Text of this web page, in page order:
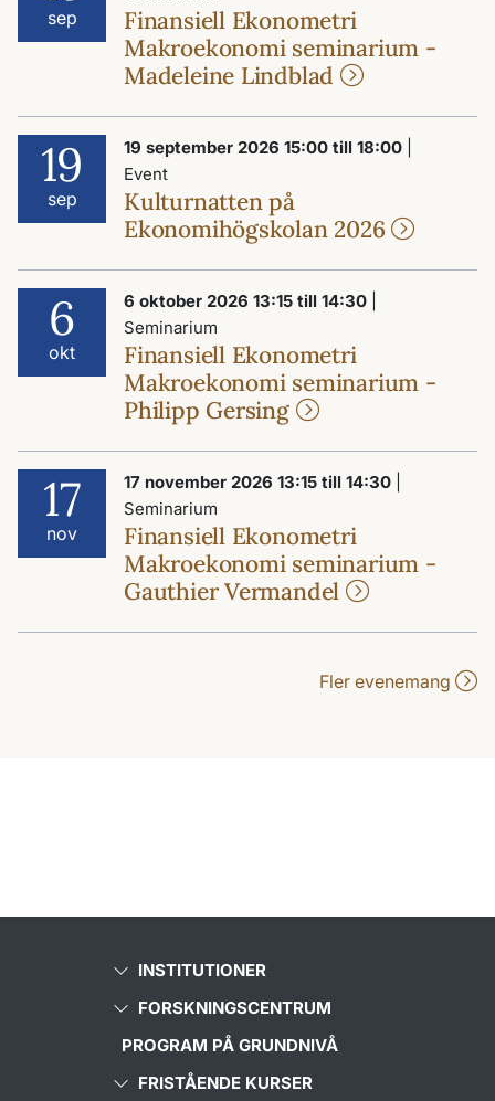
sep
Finansiell Ekonometri
Makroekonomi seminarium -
Madeleine Lindblad
19
sep
19 september 2026 15:00 till 18:00
Event
Kulturnatten på
Ekonomihögskolan 2026
6
okt
6 oktober 2026 13:15 till 14:30
Seminarium
Finansiell Ekonometri
Makroekonomi seminarium -
Philipp Gersing
17
nov
17 november 2026 13:15 till 14:30
Seminarium
Finansiell Ekonometri
Makroekonomi seminarium -
Gauthier Vermandel
Fler evenemang
INSTITUTIONER
FORSKNINGSCENTRUM
PROGRAM PÅ GRUNDNIVÅ
FRISTÅENDE KURSER